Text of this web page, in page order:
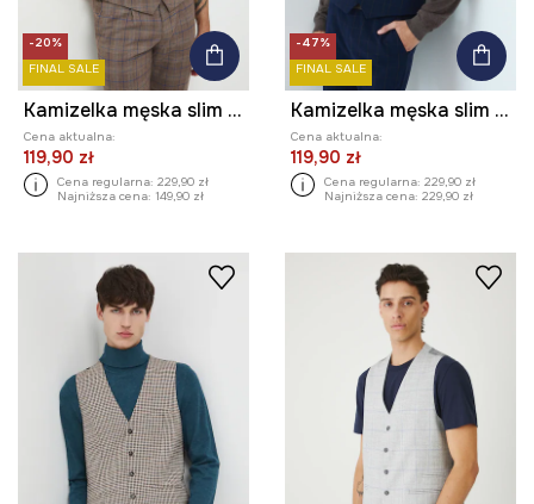
-20%
FINAL SALE
Kamizelka męska slim w kratę
Cena aktualna:
119,90 zł
Cena regularna: 229,90 zł
Najniższa cena: 149,90 zł
-47%
FINAL SALE
Kamizelka męska slim w kratę
Cena aktualna:
119,90 zł
Cena regularna: 229,90 zł
Najniższa cena: 229,90 zł